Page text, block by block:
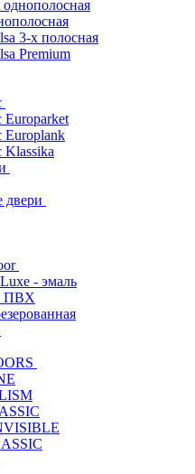
3-х полосная
Premium
Europarket
Europlank
Klassika
- эмаль
ПВХ